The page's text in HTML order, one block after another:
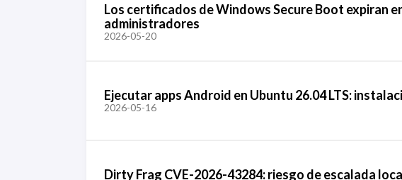
Los certificados de Windows Secure Boot expiran
administradores
2026-05-20
Ejecutar apps Android en Ubuntu 26.04 LTS:
2026-05-16
Dirty Frag CVE-2026-43284: riesgo de escalada